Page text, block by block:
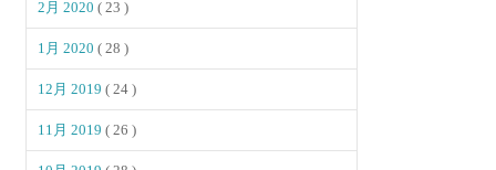
2月 2020( 23 )
1月 2020( 28 )
12月 2019( 24 )
11月 2019( 26 )